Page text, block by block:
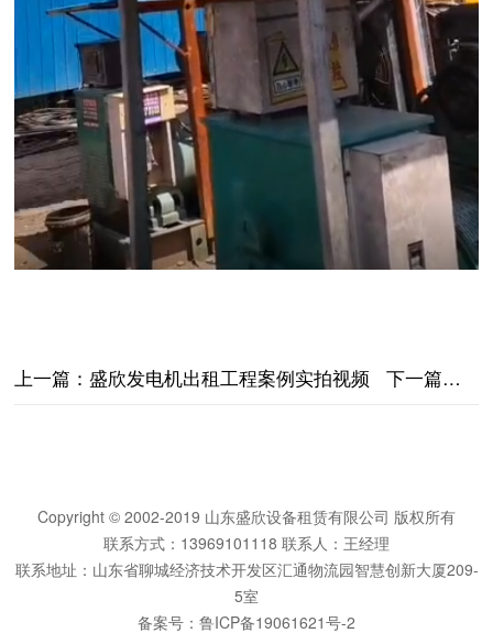
上一篇：盛欣发电机出租工程案例实拍视频 下一篇：
Copyright © 2002-2019 山东盛欣设备租赁有限公司 版权所有
联系方式：13969101118 联系人：王经理
联系地址：山东省聊城经济技术开发区汇通物流园智慧创新大厦209-
5室
备案号： 鲁ICP备19061621号-2